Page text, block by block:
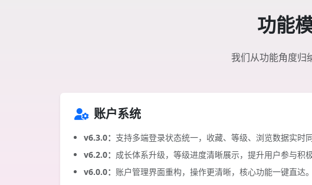
功能
我们从功能角度归
账户系统
v6.3.0： 支持多端登录状态统一，收藏、等级、浏览数据实时同
v6.2.0： 成长体系升级，等级进度清晰展示，提升用户参与积极
v6.0.0： 账户管理界面重构，操作更清晰，核心功能一键直达。